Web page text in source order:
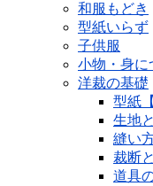
和服もどき
型紙いらず
子供服
小物・身に
洋裁の基礎
型紙
生地
縫い
裁断
道具